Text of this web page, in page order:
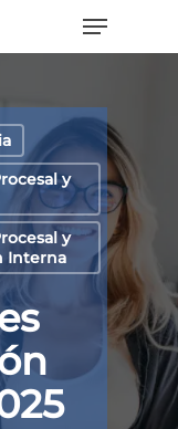
Menu
y
y
Interna